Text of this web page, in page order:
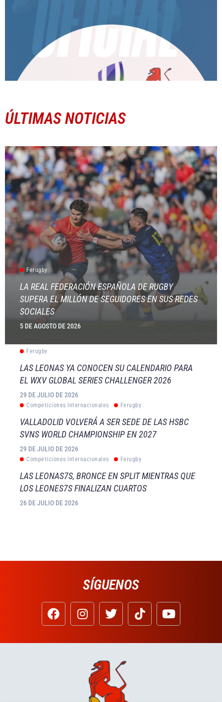
ÚLTIMAS NOTICIAS
Ferugby
LA REAL FEDERACIÓN ESPAÑOLA DE RUGBY
SUPERA EL MILLÓN DE SEGUIDORES EN SUS REDES
SOCIALES
5 DE AGOSTO DE 2026
Ferugby
LAS LEONAS YA CONOCEN SU CALENDARIO PARA
EL WXV GLOBAL SERIES CHALLENGER 2026
29 DE JULIO DE 2026
Competiciones Internacionales Ferugby
VALLADOLID VOLVERÁ A SER SEDE DE LAS HSBC
SVNS WORLD CHAMPIONSHIP EN 2027
29 DE JULIO DE 2026
Competiciones Internacionales Ferugby
LAS LEONAS7S, BRONCE EN SPLIT MIENTRAS QUE
LOS LEONES7S FINALIZAN CUARTOS
26 DE JULIO DE 2026
SÍGUENOS